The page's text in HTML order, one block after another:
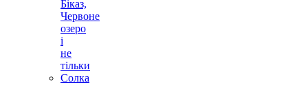
Біказ,
Червоне
озеро
і
не
тільки
Солка